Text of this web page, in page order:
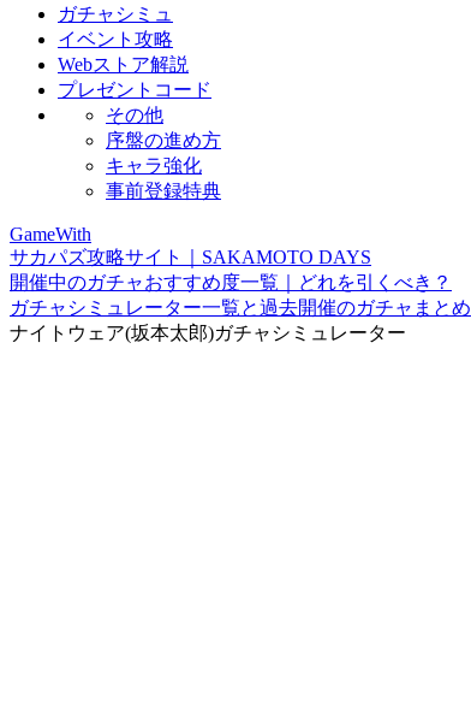
ガチャシミュ
イベント攻略
Webストア解説
プレゼントコード
その他
序盤の進め方
キャラ強化
事前登録特典
GameWith
サカパズ攻略サイト｜SAKAMOTO DAYS
開催中のガチャおすすめ度一覧｜どれを引くべき？
ガチャシミュレーター一覧と過去開催のガチャまとめ
ナイトウェア(坂本太郎)ガチャシミュレーター